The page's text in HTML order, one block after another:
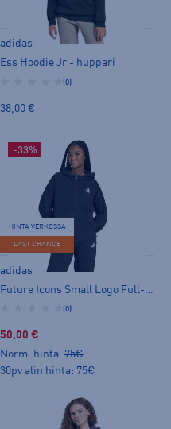
adidas
Ess Hoodie Jr - huppari
(0)
38,00 €
-33%
HINTA VERKOSSA
LAST CHANCE
adidas
(0)
50,00 €
Norm. hinta: 75€
30pv alin hinta: 75€